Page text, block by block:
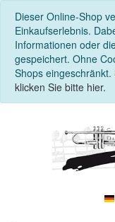
Dieser Online-Shop
Einkaufserlebnis.
Informationen oder
gespeichert. Ohne
Shops eingeschränkt.
klicken Sie bitte hier.